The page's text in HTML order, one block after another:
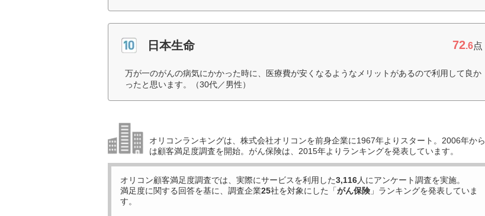
日本生命 72.6点
万が一のがんの病気にかかった時に、医療費が安くなるようなメリットがあるので利用して良か
ったと思います。（30代／男性）
オリコンランキングは、株式会社オリコンを前身企業に1967年よりスタート。2006年から
は顧客満足度調査を開始。がん保険は、2015年よりランキングを発表しています。
オリコン顧客満足度調査では、実際にサービスを利用した3,116人にアンケート調査を実施。
満足度に関する回答を基に、調査企業25社を対象にした「がん保険 」ランキングを発表していま
す。